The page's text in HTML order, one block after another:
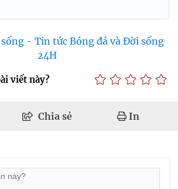
- Tin tức Bóng đá và Đời sống
24H
viết này?
Chia sẻ In